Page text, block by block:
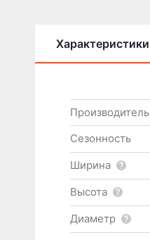
Характеристики
Производитель
Сезонность
Ширина
Высота
Диаметр